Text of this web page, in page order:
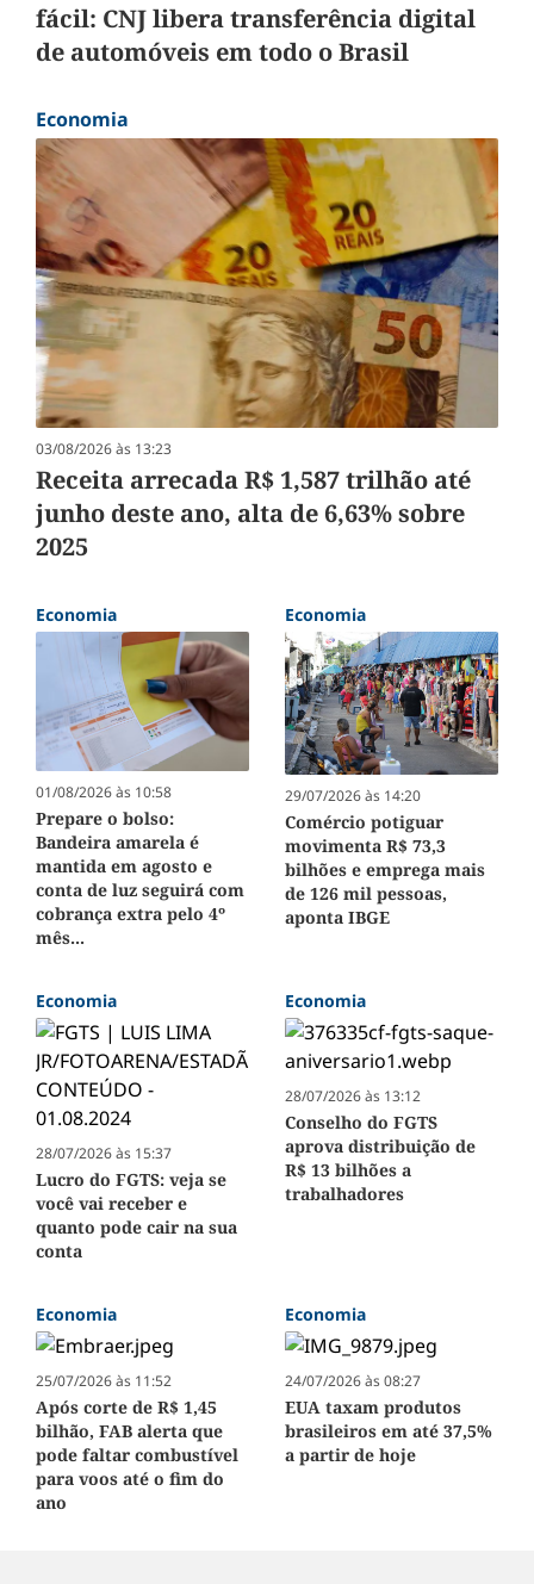
fácil: CNJ libera transferência digital
de automóveis em todo o Brasil
Economia
03/08/2026 às 13:23
Receita arrecada R$ 1,587 trilhão até
junho deste ano, alta de 6,63% sobre
2025
Economia
01/08/2026 às 10:58
Prepare o bolso:
Bandeira amarela é
mantida em agosto e
conta de luz seguirá com
cobrança extra pelo 4º
mês...
Economia
29/07/2026 às 14:20
Comércio potiguar
movimenta R$ 73,3
bilhões e emprega mais
de 126 mil pessoas,
aponta IBGE
Economia
28/07/2026 às 15:37
Lucro do FGTS: veja se
você vai receber e
quanto pode cair na sua
conta
Economia
28/07/2026 às 13:12
Conselho do FGTS
aprova distribuição de
R$ 13 bilhões a
trabalhadores
Economia
25/07/2026 às 11:52
Após corte de R$ 1,45
bilhão, FAB alerta que
pode faltar combustível
para voos até o fim do
ano
Economia
24/07/2026 às 08:27
EUA taxam produtos
brasileiros em até 37,5%
a partir de hoje